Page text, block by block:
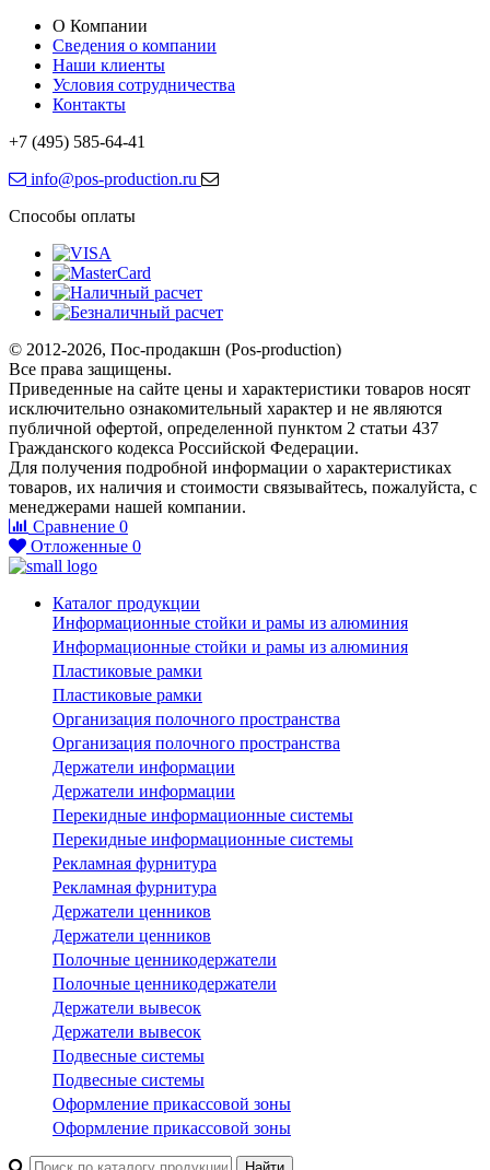
О Компании
Сведения о компании
Наши клиенты
Условия сотрудничества
Контакты
+7 (495) 585-64-41
info@pos-production.ru
Способы оплаты
© 2012-2026, Пос-продакшн (Pos-production)
Все права защищены.
Приведенные на сайте цены и характеристики товаров носят
исключительно ознакомительный характер и не являются
публичной офертой, определенной пунктом 2 статьи 437
Гражданского кодекса Российской Федерации.
Для получения подробной информации о характеристиках
товаров, их наличия и стоимости связывайтесь, пожалуйста, с
менеджерами нашей компании.
Сравнение 0
Отложенные 0
Каталог продукции
Информационные стойки и рамы из алюминия
Информационные стойки и рамы из алюминия
Пластиковые рамки
Пластиковые рамки
Организация полочного пространства
Организация полочного пространства
Держатели информации
Держатели информации
Перекидные информационные системы
Перекидные информационные системы
Рекламная фурнитура
Рекламная фурнитура
Держатели ценников
Держатели ценников
Полочные ценникодержатели
Полочные ценникодержатели
Держатели вывесок
Держатели вывесок
Подвесные системы
Подвесные системы
Оформление прикассовой зоны
Оформление прикассовой зоны